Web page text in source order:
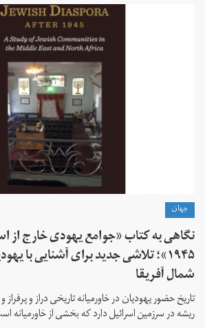
جهان
نگاهی به کتاب «جوامع یهودی خارج از
۱۹۴۵»؛ تلاشی جدید برای آشنایی با
شمال آفریقا
تاریخ حضور یهودیان در خاورمیانه تاریخی دراز و
ریشه در سرزمین اسرائیل دارد که بخشی از خاورمیانه